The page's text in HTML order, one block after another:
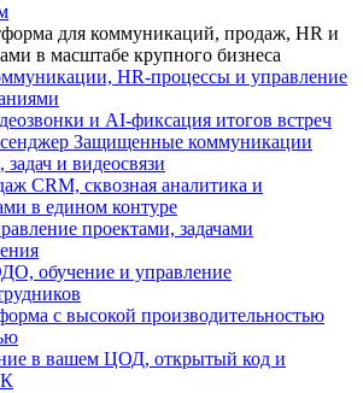
для коммуникаций, продаж, HR и
в масштабе крупного бизнеса
HR-процессы и управление
и AI-фиксация итогов встреч
Защищенные коммуникации
и видеосвязи
CRM, сквозная аналитика и
в едином контуре
проектами, задачами
обучение и управление
с высокой производительностью
в вашем ЦОД, открытый код и